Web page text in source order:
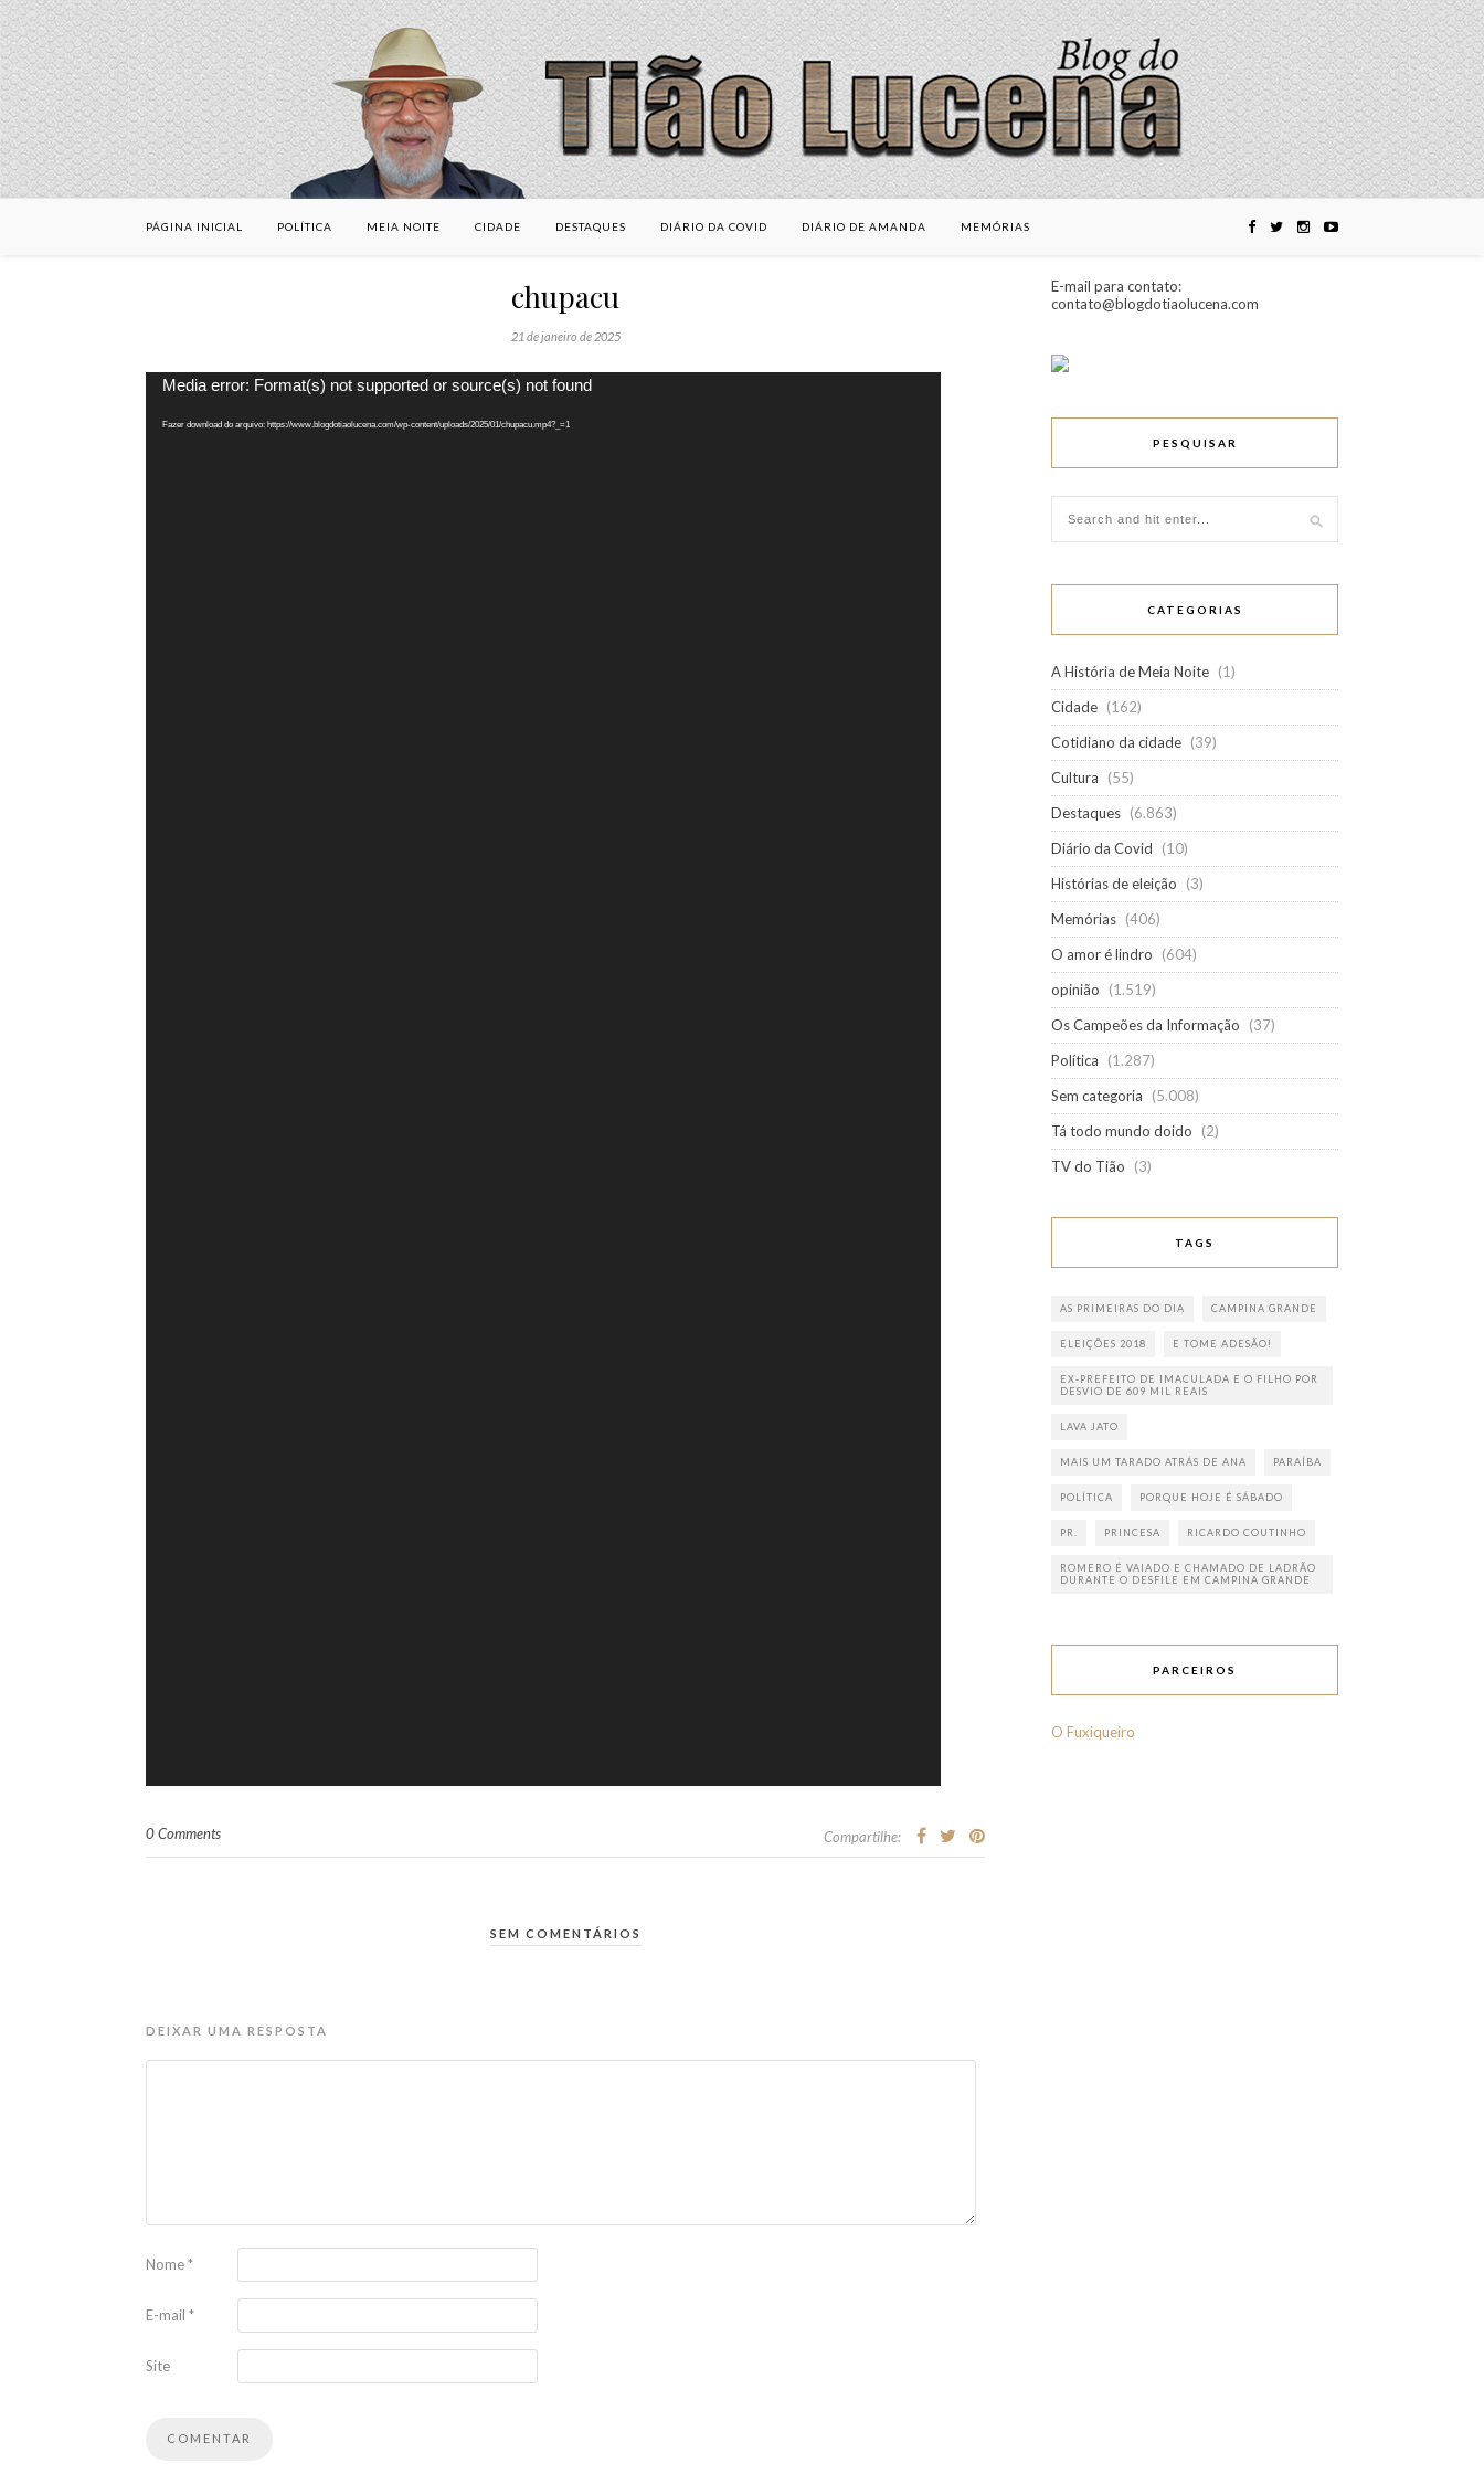
PÁGINA INICIAL POLÍTICA MEIA NOITE CIDADE DESTAQUES DIÁRIO DA COVID DIÁRIO DE AMANDA MEMÓRIAS
chupacu
21 de janeiro de 2025
Tocador
Media error: Format(s) not supported or source(s) not found
Fazer download do arquivo: https://www.blogdotiaolucena.com/wp-content/uploads/2025/01/chupacu.mp4?_=1
0 Comments Compartilhe:
SEM COMENTÁRIOS
DEIXAR UMA RESPOSTA
Nome*
E-mail *
Site
E-mail para contato:
contato@blogdotiaolucena.com
PESQUISAR
CATEGORIAS
A História de Meia Noite (1)
Cidade (162)
Cotidiano da cidade (39)
Cultura
(55)
Destaques (6.863)
Diário da Covid
(10)
Histórias de eleição
(3)
Memórias (406)
O amor é lindro
(604)
opinião
(1.519)
Os Campeões da Informação
(37)
Política
(1.287)
Sem categoria
(5.008)
Tá todo mundo doido
(2)
TV do Tião
(3)
TAGS
AS PRIMEIRAS DO DIA CAMPINA GRANDE
ELEIÇÕES 2018 E TOME ADESÃO!
EX-PREFEITO DE IMACULADA E O FILHO POR
DESVIO DE 609 MIL REAIS
LAVA JATO
MAIS UM TARADO ATRÁS DE ANA PARAÍBA
POLÍTICA PORQUE HOJE É SÁBADO
PR. PRINCESA RICARDO COUTINHO
ROMERO É VAIADO E CHAMADO DE LADRÃO
DURANTE O DESFILE EM CAMPINA GRANDE
PARCEIROS
O Fuxiqueiro